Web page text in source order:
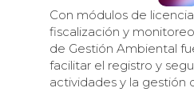
Con módulos de
fiscalización y
de Gestión Ambiental
facilitar el registro y
actividades y la gestión